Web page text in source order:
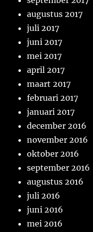
augustus 2017
juli 2017
juni 2017
mei 2017
april 2017
maart 2017
februari 2017
januari 2017
december 2016
november 2016
oktober 2016
september 2016
augustus 2016
juli 2016
juni 2016
mei 2016